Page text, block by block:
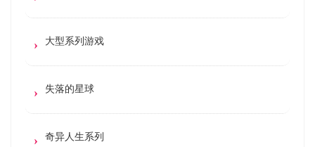
大型系列游戏
失落的星球
奇异人生系列